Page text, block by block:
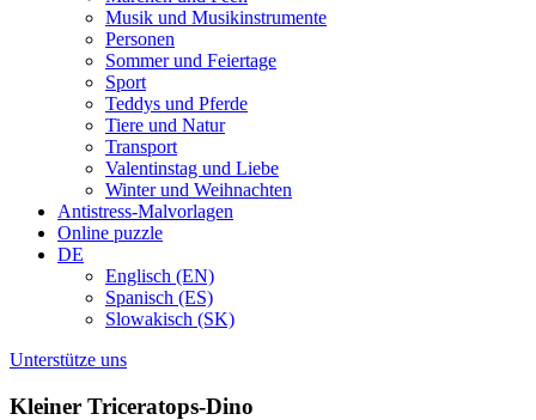
Musik und Musikinstrumente
Personen
Sommer und Feiertage
Sport
Teddys und Pferde
Tiere und Natur
Transport
Valentinstag und Liebe
Winter und Weihnachten
Antistress-Malvorlagen
Online puzzle
DE
Englisch (EN)
Spanisch (ES)
Slowakisch (SK)
Unterstütze uns
Kleiner Triceratops-Dino